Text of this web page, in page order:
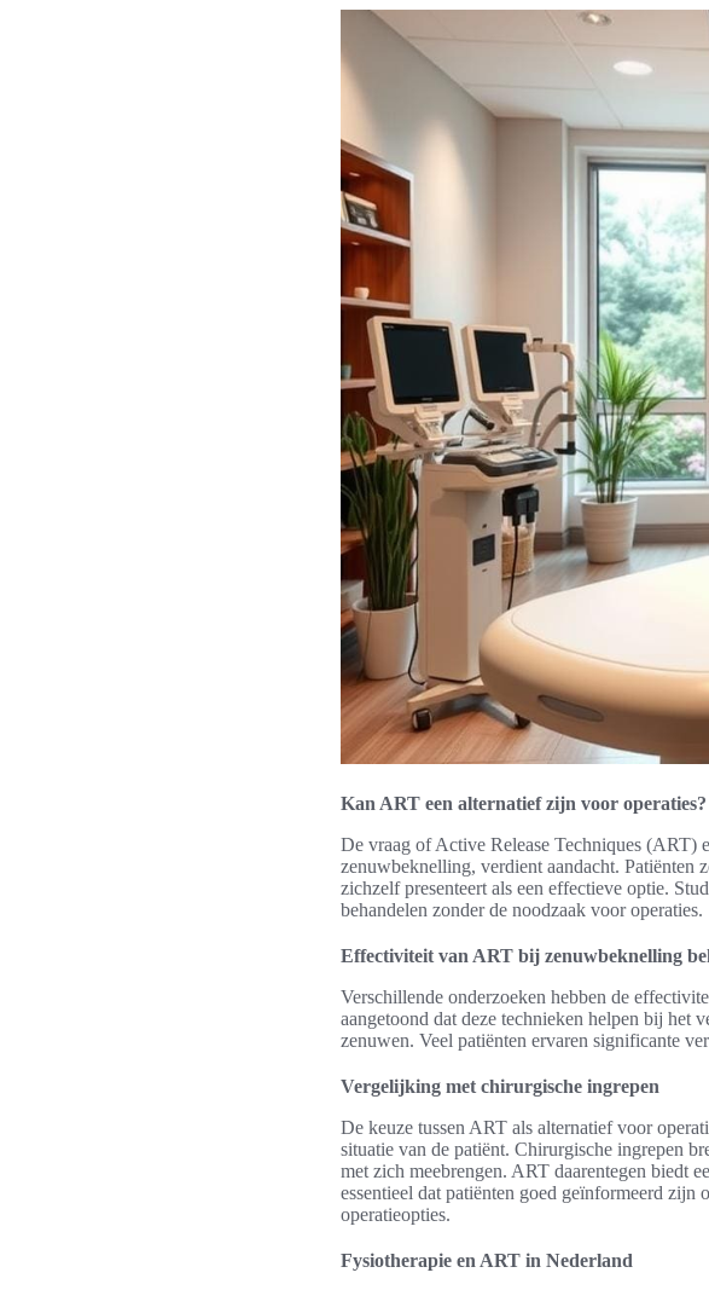
Kan ART een alternatief zijn voor operaties?
De vraag of Active Release Techniques (ART)
zenuwbeknelling, verdient aandacht. Patiënten
zichzelf presenteert als een effectieve optie.
behandelen zonder de noodzaak voor operaties.
Effectiviteit van ART bij zenuwbeknelling
Verschillende onderzoeken hebben de
aangetoond dat deze technieken helpen bij het
zenuwen. Veel patiënten ervaren significante
Vergelijking met chirurgische ingrepen
De keuze tussen ART als alternatief voor
situatie van de patiënt. Chirurgische ingrepen
met zich meebrengen. ART daarentegen biedt
essentieel dat patiënten goed geïnformeerd
operatieopties.
Fysiotherapie en ART in Nederland